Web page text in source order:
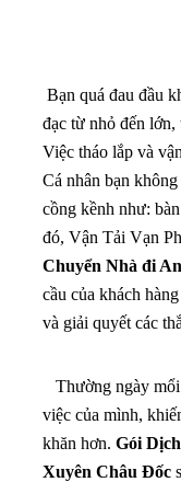
Bạn quá đau đầu
đạc từ nhỏ đến lớn,
Việc tháo lắp và
Cá nhân bạn
cồng kềnh như:
đó, Vận Tải Vạn
Chuyển Nhà đi
cầu của khách
và giải quyết các
Thường ngày
việc của mình,
khăn hơn. Gói
Xuyên Châu Đốc